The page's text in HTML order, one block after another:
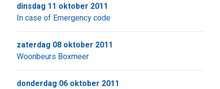
In case of Emergency code
dinsdag 11 oktober 2011
Woonbeurs Boxmeer
zaterdag 08 oktober 2011
donderdag 06 oktober 2011